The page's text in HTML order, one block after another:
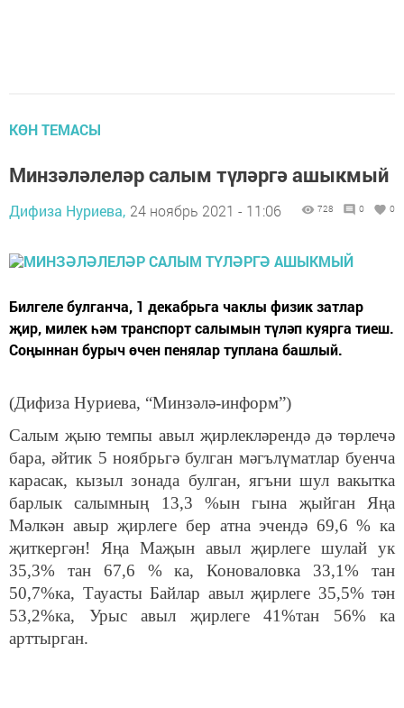
КӨН ТЕМАСЫ
Минзәләлеләр салым түләргә ашыкмый
Дифиза Нуриева, 24 ноябрь 2021 - 11:06 728 0 0
Билгеле булганча, 1 декабрьга чаклы физик затлар
җир, милек һәм транспорт салымын түләп куярга тиеш.
Соңыннан бурыч өчен пенялар туплана башлый.
(Дифиза Нуриева, “Минзәлә-информ”)
Салым җыю темпы авыл җирлекләрендә дә төрлечә
бара, әйтик 5 ноябрьгә булган мәгълүматлар буенча
карасак, кызыл зонада булган, ягъни шул вакытка
барлык салымның 13,3 %ын гына җыйган Яңа
Мәлкән авыр җирлеге бер атна эчендә 69,6 % ка
җиткергән! Яңа Маҗын авыл җирлеге шулай ук
35,3% тан 67,6 % ка, Коноваловка 33,1% тан
50,7%ка, Тауасты Байлар авыл җирлеге 35,5% тән
53,2%ка, Урыс авыл җирлеге 41%тан 56% ка
арттырган.